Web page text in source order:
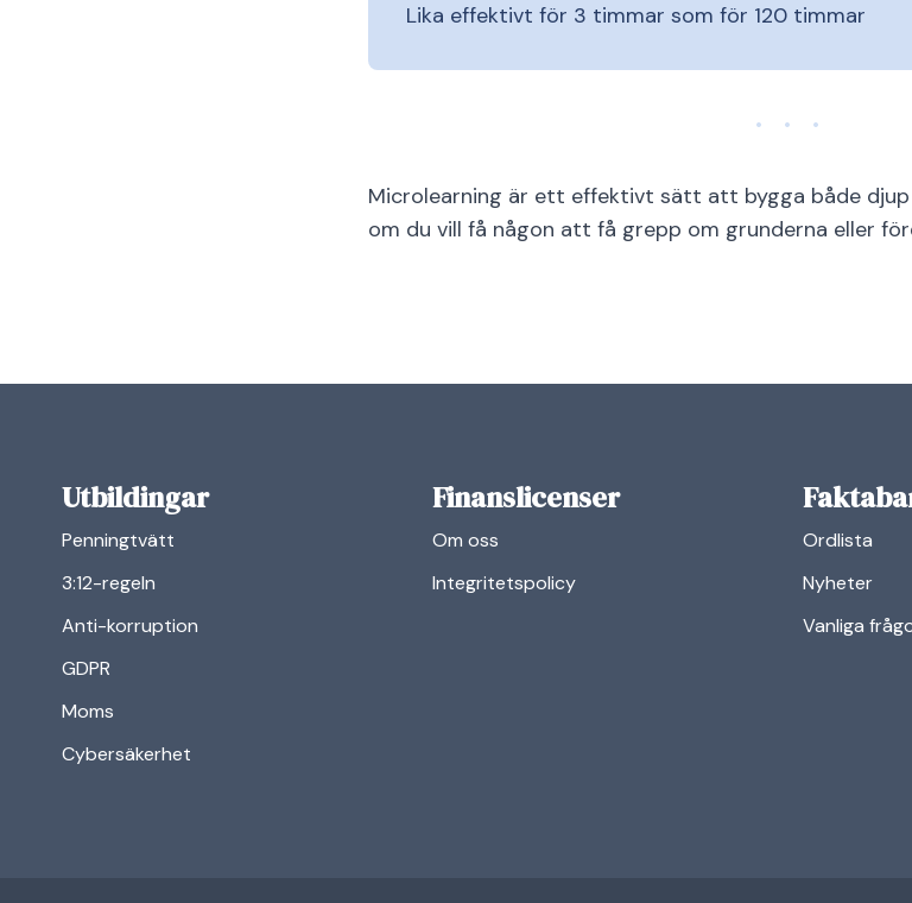
Lika effektivt för 3 timmar som för 120 timmar
Microlearning är ett effektivt sätt att bygga både
om du vill få någon att få grepp om grunderna eller
Utbildingar
Penningtvätt
3:12-regeln
Anti-korruption
GDPR
Moms
Cybersäkerhet
Finanslicenser
Om oss
Integritetspolicy
Ordlista
Nyheter
Vanliga